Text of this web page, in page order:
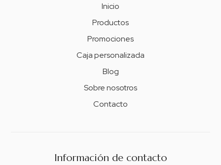
Inicio
Productos
Promociones
Caja personalizada
Blog
Sobre nosotros
Contacto
Información de contacto